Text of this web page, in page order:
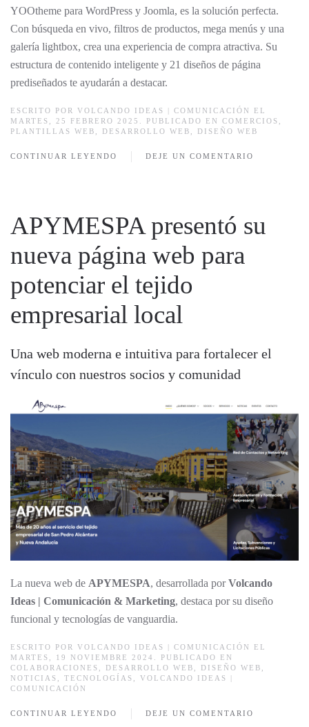
YOOtheme para WordPress y Joomla, es la solución perfecta.
Con búsqueda en vivo, filtros de productos, mega menús y una
galería lightbox, crea una experiencia de compra atractiva. Su
estructura de contenido inteligente y 21 diseños de página
prediseñados te ayudarán a destacar.
ESCRITO POR VOLCANDO IDEAS | COMUNICACIÓN
EL
MARTES, 25 FEBRERO 2025. PUBLICADO EN COMERCIOS
PLANTILLAS WEB
DESARROLLO WEB DISEÑO WEB
CONTINUAR LEYENDO DEJE UN COMENTARIO
APYMESPA presentó su
nueva página web para
potenciar el tejido
empresarial local
Una web moderna e intuitiva para fortalecer el
vínculo con nuestros socios y comunidad
La nueva web de APYMESPA, desarrollada porVolcando
Ideas | Comunicación & Marketing, destaca por su diseño
funcional y tecnologías de vanguardia.
ESCRITO POR VOLCANDO IDEAS | COMUNICACIÓN
EL
MARTES, 19 NOVIEMBRE 2024. PUBLICADO EN
COLABORACIONES
DESARROLLO WEB DISEÑO WEB
NOTICIAS
TECNOLOGÍAS
VOLCANDO IDEAS |
COMUNICACIÓN
CONTINUAR LEYENDO DEJE UN COMENTARIO